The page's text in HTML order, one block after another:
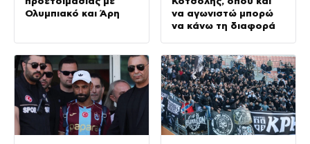
Ολυμπιακό και Άρη
να αγωνιστώ μπορώ
να κάνω τη διαφορά